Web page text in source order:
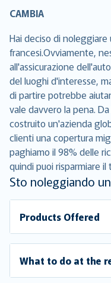
CAMBIA
Hai deciso di
francesi.Ovviamente,
all'assicurazione
del luoghi d'interesse,
di partire potrebbe
vale davvero la pena.
costruito un'azienda
clienti una copertura
paghiamo il 98% delle
quindi puoi risparmiare
Sto noleggiando
Products Offered
What to do at the